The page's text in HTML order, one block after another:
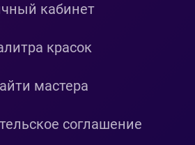
кабинет
красок
мастера
соглашение